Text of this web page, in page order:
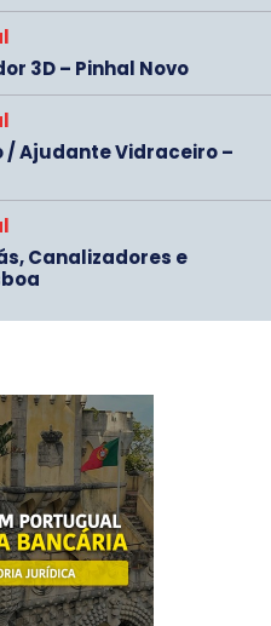
3D – Pinhal Novo
Ajudante Vidraceiro –
Canalizadores e